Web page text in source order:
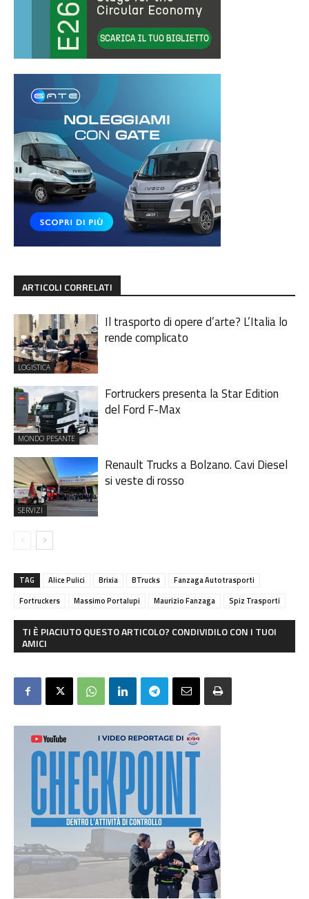
ARTICOLI CORRELATI
LOGISTICA
Il trasporto di opere d’arte? L’Italia lo
rende complicato
MONDO PESANTE
Fortruckers presenta la Star Edition
del Ford F-Max
SERVIZI
Renault Trucks a Bolzano. Cavi Diesel
si veste di rosso
TAG Alice Pulici Brixia BTrucks
Fanzaga Autotrasporti
Fortruckers
Massimo Portalupi Maurizio Fanzaga Spiz Trasporti
TI È PIACIUTO QUESTO ARTICOLO? CONDIVIDILO CON I TUOI
AMICI